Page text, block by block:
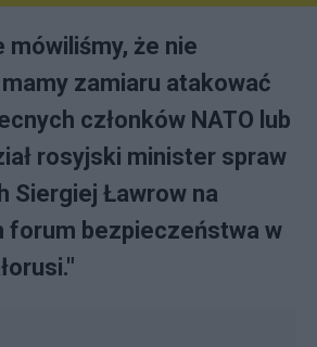
mówiliśmy, że nie
zamiaru atakować
członków NATO lub
rosyjski minister spraw
Siergiej Ławrow na
forum bezpieczeństwa w